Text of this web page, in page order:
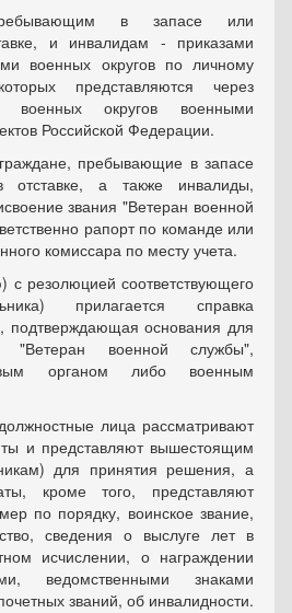
в запасе или
и инвалидам - приказами
военных округов по личному
представляются через
военных округов военными
Российской Федерации.
пребывающие в запасе
а также инвалиды,
звания "Ветеран военной
рапорт по команде или
комиссара по месту учета.
с резолюцией соответствующего
прилагается справка
подтверждающая основания для
"Ветеран военной службы",
органом либо военным
лица рассматривают
и представляют вышестоящим
для принятия решения, а
кроме того, представляют
по порядку, воинское звание,
сведения о выслуге лет в
исчислении, о награждении
ведомственными знаками
званий, об инвалидности.